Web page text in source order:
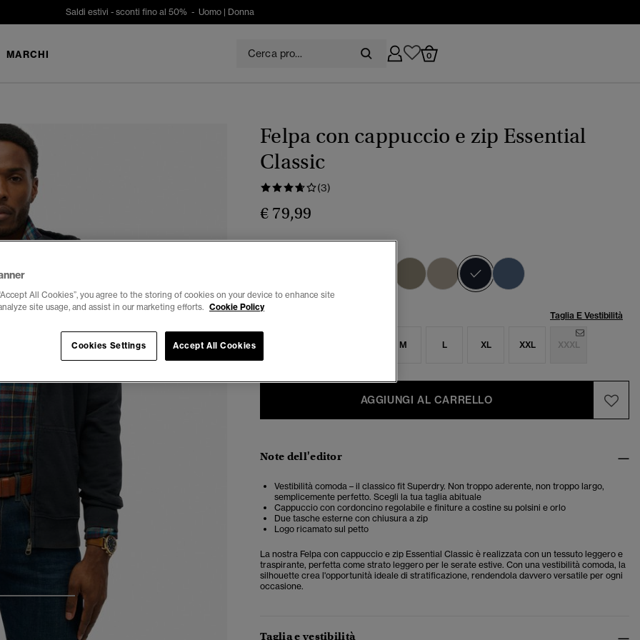
Saldi estivi - sconti fino al 50% - Uomo | Donna
MARCHI 0
Felpa con cappuccio e zip Essential
Classic
(3)
€ 79,99
Colore:bradley navy
selezionato
Seleziona Taglia: Taglia E Vestibilità
M L XL XXL XXXL
AGGIUNGI AL CARRELLO
Note dell'editor
Vestibilità comoda – il classico fit Superdry. Non troppo aderente, non troppo largo,
semplicemente perfetto. Scegli la tua taglia abituale
Cappuccio con cordoncino regolabile e finiture a costine su polsini e orlo
Due tasche esterne con chiusura a zip
Logo ricamato sul petto
La nostra Felpa con cappuccio e zip Essential Classic è realizzata con un tessuto leggero e
traspirante, perfetta come strato leggero per le serate estive. Con una vestibilità comoda, la
silhouette crea l'opportunità ideale di stratificazione, rendendola davvero versatile per ogni
occasione.
Taglia e vestibilità
All Cookies”, you agree to the storing of cookies on your device to enhance site
site usage, and assist in our marketing efforts. Cookie Policy
Cookies Settings Accept All Cookies